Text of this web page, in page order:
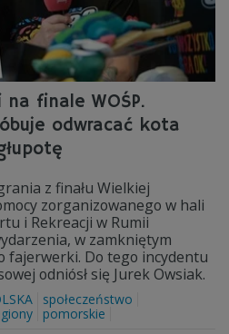
finale WOŚP.
odwracać kota
z finału Wielkiej
zorganizowanego w hali
i Rekreacji w Rumii
w zamkniętym
fajerwerki. Do tego incydentu
odniósł się Jurek Owsiak.
społeczeństwo
pomorskie